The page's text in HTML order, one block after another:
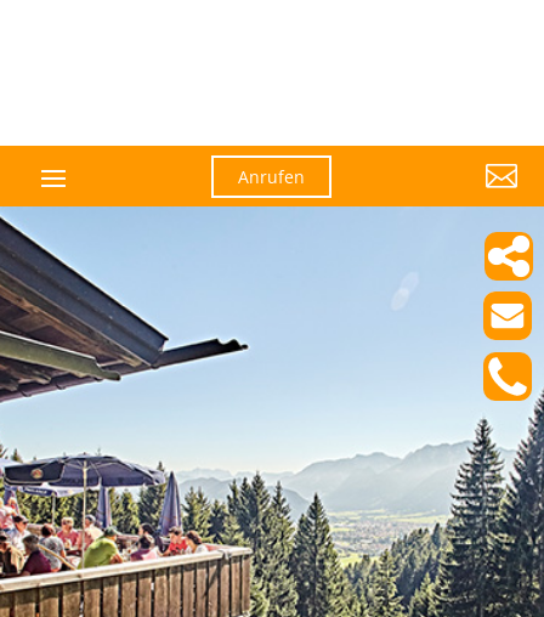
Anrufen 